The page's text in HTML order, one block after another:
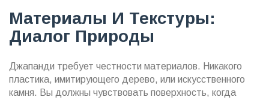
Материалы И Текстуры:
Диалог Природы
Джапанди требует честности материалов. Никакого
пластика, имитирующего дерево, или искусственного
камня. Вы должны чувствовать поверхность, когда